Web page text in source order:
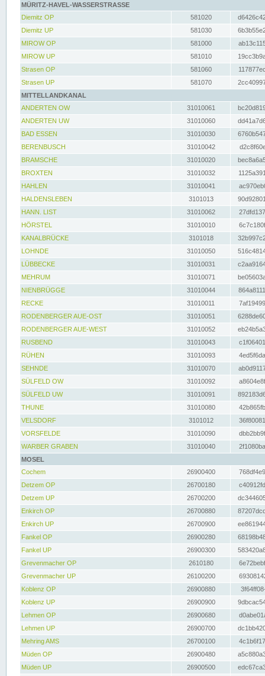
MÜRITZ-HAVEL-WASSERSTRASSE
Diemitz OP
581020
Diemitz UP
581030
MIROW OP
581000
MIROW UP
581010
Strasen OP
581060
Strasen UP
581070
MITTELLANDKANAL
ANDERTEN OW
31010061
ANDERTEN UW
31010060
BAD ESSEN
31010030
BERENBUSCH
31010042
BRAMSCHE
31010020
BROXTEN
31010032
HAHLEN
31010041
HALDENSLEBEN
3101013
HANN. LIST
31010062
HÖRSTEL
31010010
KANALBRÜCKE
3101018
LOHNDE
31010050
LÜBBECKE
31010031
MEHRUM
31010071
NIENBRÜGGE
31010044
RECKE
31010011
RODENBERGER AUE-OST
31010051
RODENBERGER AUE-WEST
31010052
RUSBEND
31010043
RÜHEN
31010093
SEHNDE
31010070
SÜLFELD OW
31010092
SÜLFELD UW
31010091
THUNE
31010080
VELSDORF
3101012
VORSFELDE
31010090
WARBER GRABEN
31010040
MOSEL
Cochem
26900400
Detzem OP
26700180
Detzem UP
26700200
Enkirch OP
26700880
Enkirch UP
26700900
Fankel OP
26900280
Fankel UP
26900300
Grevenmacher OP
2610180
Grevenmacher UP
26100200
Koblenz OP
26900880
Koblenz UP
26900900
Lehmen OP
26900680
Lehmen UP
26900700
Mehring AMS
26700100
Müden OP
26900480
Müden UP
26900500